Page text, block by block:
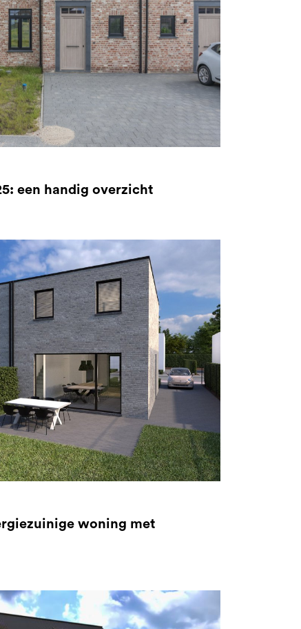
een handig overzicht
woning met